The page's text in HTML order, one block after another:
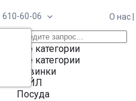
610-60-06 О нас |
Все категории
Все категории
Новинки
СЕЙЛ
Посуда